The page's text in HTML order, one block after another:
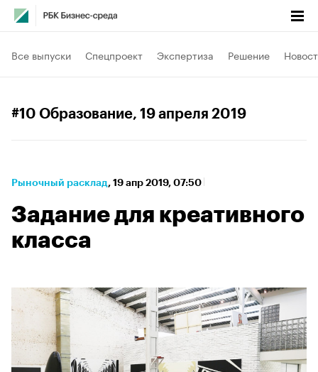
Все выпуски Спецпроект Экспертиза Решение
#10 Образование, 19 апреля 2019
Рыночный расклад⁠, 19 апр 2019, 07:50
Задание для креативного
класса